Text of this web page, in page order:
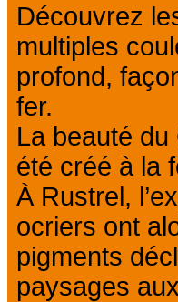
Découvrez
multiples
profond,
fer.
La beauté
été créé à la
À Rustrel,
ocriers ont
pigments
paysages